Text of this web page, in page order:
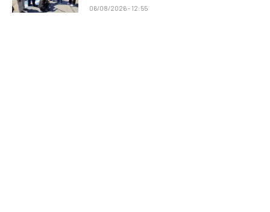
06/08/2026 - 12:55